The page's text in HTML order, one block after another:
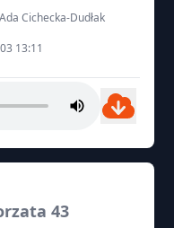
Cichecka-Dudłak
13:11
43